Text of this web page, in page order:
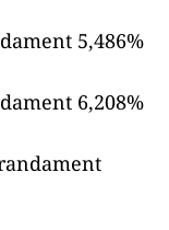
5,486%
6,208%